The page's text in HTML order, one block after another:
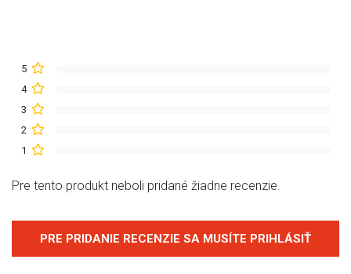
5
4
3
2
1
Pre tento produkt neboli pridané žiadne recenzie.
PRE PRIDANIE RECENZIE SA MUSÍTE PRIHLÁSIŤ